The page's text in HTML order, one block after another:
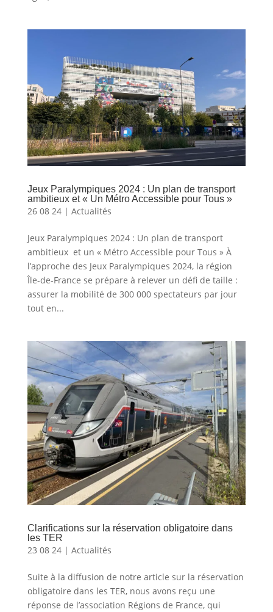
Jeux Paralympiques 2024 : Un plan de transport
ambitieux et « Un Métro Accessible pour Tous »
26 08 24| Actualités
Jeux Paralympiques 2024 : Un plan de transport
ambitieux et un « Métro Accessible pour Tous » À
l’approche des Jeux Paralympiques 2024, la région
Île-de-France se prépare à relever un défi de taille :
assurer la mobilité de 300 000 spectateurs par jour
tout en...
Clarifications sur la réservation obligatoire dans
les TER
23 08 24| Actualités
Suite à la diffusion de notre article sur la réservation
obligatoire dans les TER, nous avons reçu une
réponse de l’association Régions de France, qui